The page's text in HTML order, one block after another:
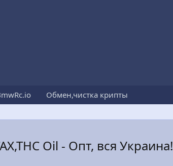
Обмен,чистка крипты
Oil - Опт, вся Украина!